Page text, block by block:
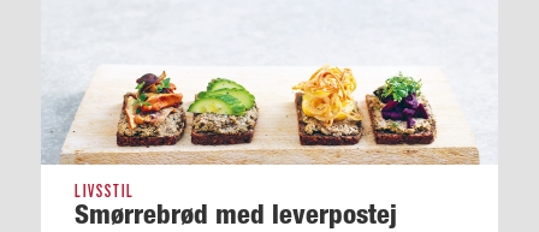
LIVSSTIL
Smørrebrød med leverpostej